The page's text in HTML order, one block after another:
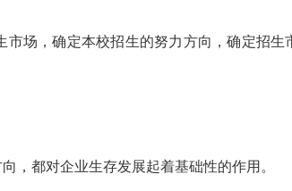
场，确定本校招生的努力方向，确定招生
，都对企业生存发展起着基础性的作用。